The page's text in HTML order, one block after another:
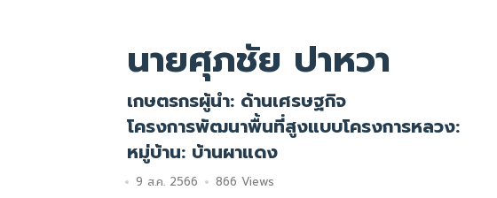
นายศุภชัย ปาหวา
เกษตรกรผู้นำ: ด้านเศรษฐกิจ
โครงการพัฒนาพื้นที่สูงแบบโครงการหลวง:
หมู่บ้าน: บ้านผาแดง
9 ส.ค. 2566 866 Views